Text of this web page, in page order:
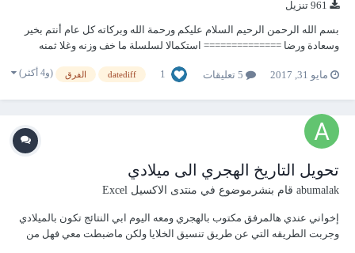
بسم الله الرحمن الرحيم السلام عليكم ورحمة الله وبركاته كل عام أنتم بخير
وسعادة ورضا ============== استكمالا لسلسلة ما خف وزنه وغلا ثمنه
العمر أو مدة بينتاريخين -------------------------------...
مايو 31, 2017 1
datediff الفرق (و4 أكثر)
تحويل التاريخ الهجري الى ميلادي
abumalak قام بنشرموضوع في منتدى الاكسيل Excel
إخواني عندي هالمرفق مكتوب بالهجري ومعه اليوم ابي النتائج تكون بالميلادي
وجربت الطريقه التي عن طريق تنسيق الخلايا ولكن ماضبطت معي فهل من